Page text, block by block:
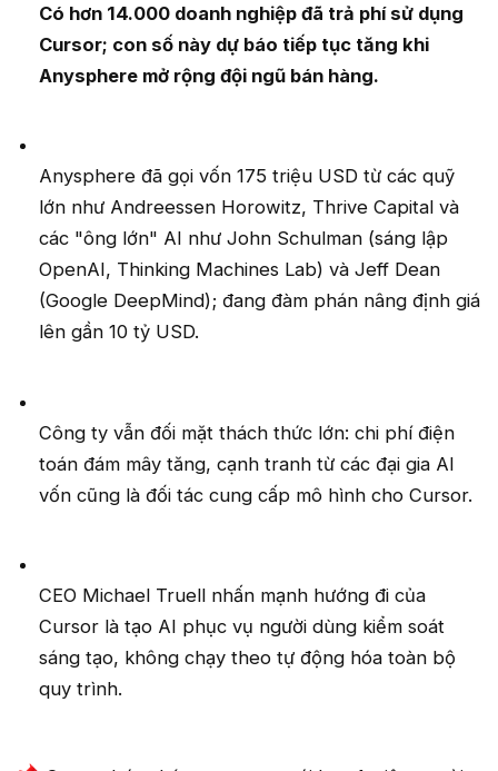
Có hơn 14.000 doanh nghiệp đã trả phí sử dụng
Cursor; con số này dự báo tiếp tục tăng khi
Anysphere mở rộng đội ngũ bán hàng.
Anysphere đã gọi vốn 175 triệu USD từ các quỹ
lớn như Andreessen Horowitz, Thrive Capital và
các "ông lớn" AI như John Schulman (sáng lập
OpenAI, Thinking Machines Lab) và Jeff Dean
(Google DeepMind); đang đàm phán nâng định giá
lên gần 10 tỷ USD.
Công ty vẫn đối mặt thách thức lớn: chi phí điện
toán đám mây tăng, cạnh tranh từ các đại gia AI
vốn cũng là đối tác cung cấp mô hình cho Cursor.
CEO Michael Truell nhấn mạnh hướng đi của
Cursor là tạo AI phục vụ người dùng kiểm soát
sáng tạo, không chạy theo tự động hóa toàn bộ
quy trình.